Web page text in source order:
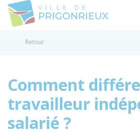
Retour
Comment
travailleur
salarié ?